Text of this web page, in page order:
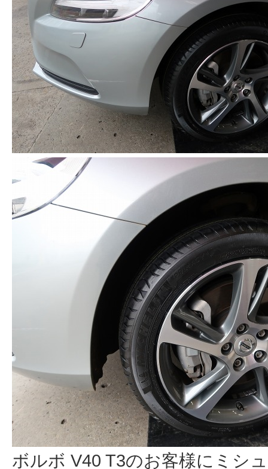
ボルボ V40 T3のお客様にミ